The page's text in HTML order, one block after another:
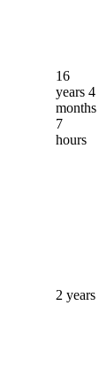
16
years 4
months
7
hours
2 years